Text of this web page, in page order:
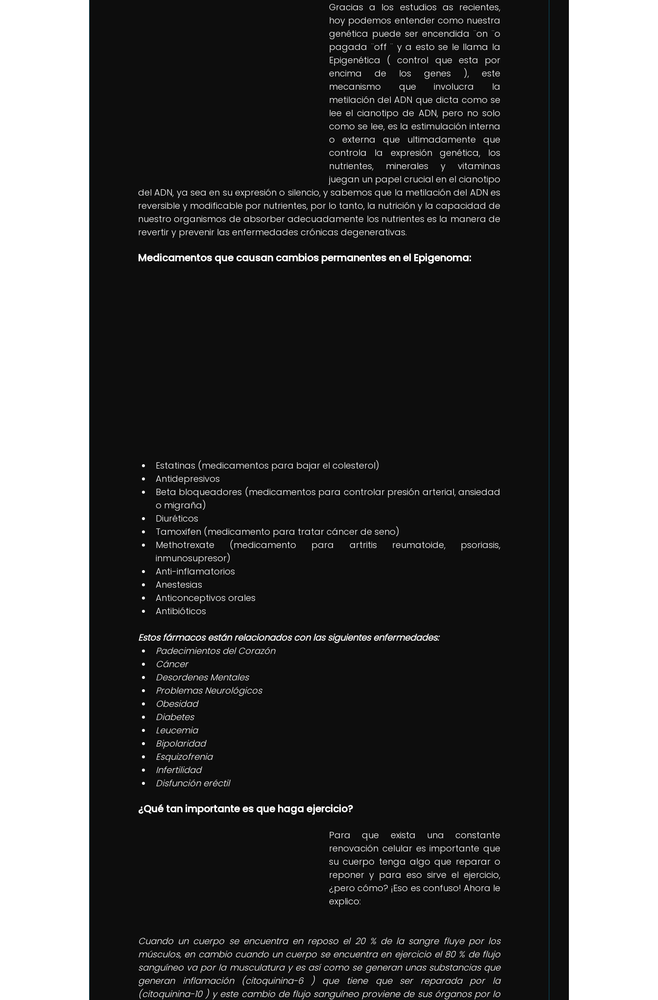
Gracias a los estudios as recientes,
hoy podemos entender como nuestra
genética puede ser encendida ¨on ¨o
pagada ¨off ¨ y a esto se le llama la
Epigenética ( control que esta por
encima de los genes ), este
mecanismo que involucra la
metilación del ADN que dicta como se
lee el cianotipo de ADN, pero no solo
como se lee, es la estimulación interna
o externa que ultimadamente que
controla la expresión genética, los
nutrientes, minerales y vitaminas
juegan un papel crucial en el cianotipo
del ADN, ya sea en su expresión o silencio, y sabemos que la metilación del ADN es
reversible y modificable por nutrientes, por lo tanto, la nutrición y la capacidad de
nuestro organismos de absorber adecuadamente los nutrientes es la manera de
revertir y prevenir las enfermedades crónicas degenerativas.
Medicamentos que causan cambios permanentes en el Epigenoma:
Estatinas (medicamentos para bajar el colesterol)
Antidepresivos
Beta bloqueadores (medicamentos para controlar presión arterial, ansiedad
o migraña)
Diuréticos
Tamoxifen (medicamento para tratar cáncer de seno)
Methotrexate (medicamento para artritis reumatoide, psoriasis,
inmunosupresor)
Anti-inflamatorios
Anestesias
Anticonceptivos orales
Antibióticos
Estos fármacos están relacionados con las siguientes enfermedades:
Padecimientos del Corazón
Cáncer
Desordenes Mentales
Problemas Neurológicos
Obesidad
Diabetes
Leucemia
Bipolaridad
Esquizofrenia
Infertilidad
Disfunción eréctil
¿Qué tan importante es que haga ejercicio?
Para que exista una constante
renovación celular es importante que
su cuerpo tenga algo que reparar o
reponer y para eso sirve el ejercicio,
¿pero cómo? ¡Eso es confuso! Ahora le
explico:
Cuando un cuerpo se encuentra en reposo el 20 % de la sangre fluye por los
músculos, en cambio cuando un cuerpo se encuentra en ejercicio el 80 % de flujo
sanguíneo va por la musculatura y es así como se generan unas substancias que
generan inflamación (citoquinina-6 ) que tiene que ser reparada por la
(citoquinina-10 ) y este cambio de flujo sanguíneo proviene de sus órganos por lo